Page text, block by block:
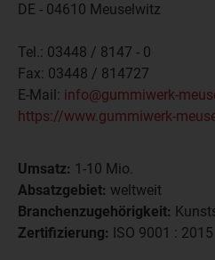
DE - 04610 Meuselwitz
Tel.: 03448 / 8147 - 0
Fax: 03448 / 814727
E-Mail: info@gummiwerk-
https://www.gummiwerk-
Umsatz: 1-10 Mio.
Absatzgebiet: weltweit
Branchenzugehörigkeit:
Zertifizierung: ISO 9001 : 2015